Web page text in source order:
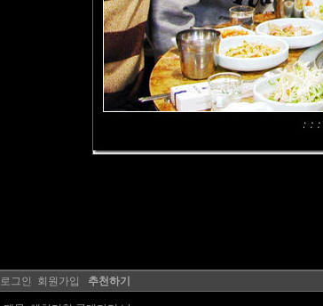
로그인 회원가입 추천하기